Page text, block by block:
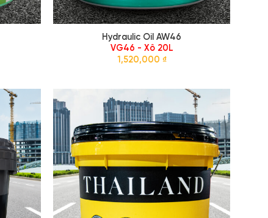
Hydraulic Oil AW46
VG46 - Xô 20L
1,520,000 ₫